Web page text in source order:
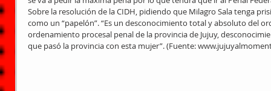
Sobre la resolución de la CIDH, pidiendo que Milagro Sala tenga
como un “papelón”. “Es un desconocimiento total y absoluto del
ordenamiento procesal penal de la provincia de Jujuy,
que pasó la provincia con esta mujer”. (Fuente: